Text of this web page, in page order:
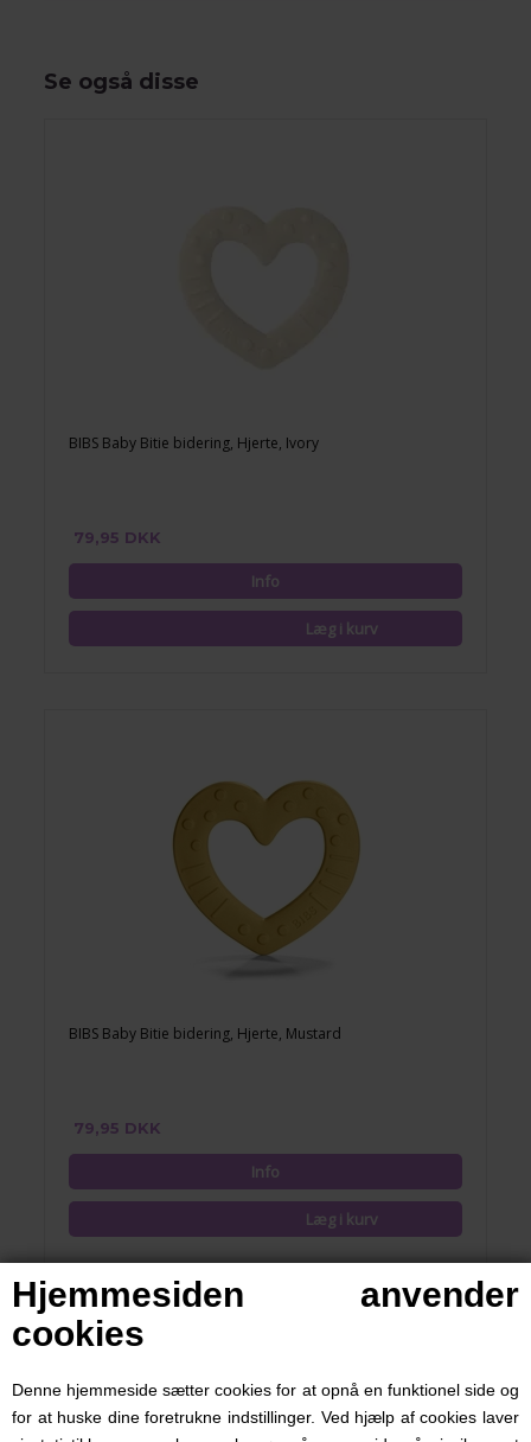
Hjemmesiden anvender
cookies
Denne hjemmeside sætter cookies for at opnå en funktionel side og
for at huske dine foretrukne indstillinger. Ved hjælp af cookies laver
Se også disse
BIBS Baby Bitie bidering, Hjerte, Ivory
79,95 DKK
BIBS Baby Bitie bidering, Hjerte, Mustard
79,95 DKK